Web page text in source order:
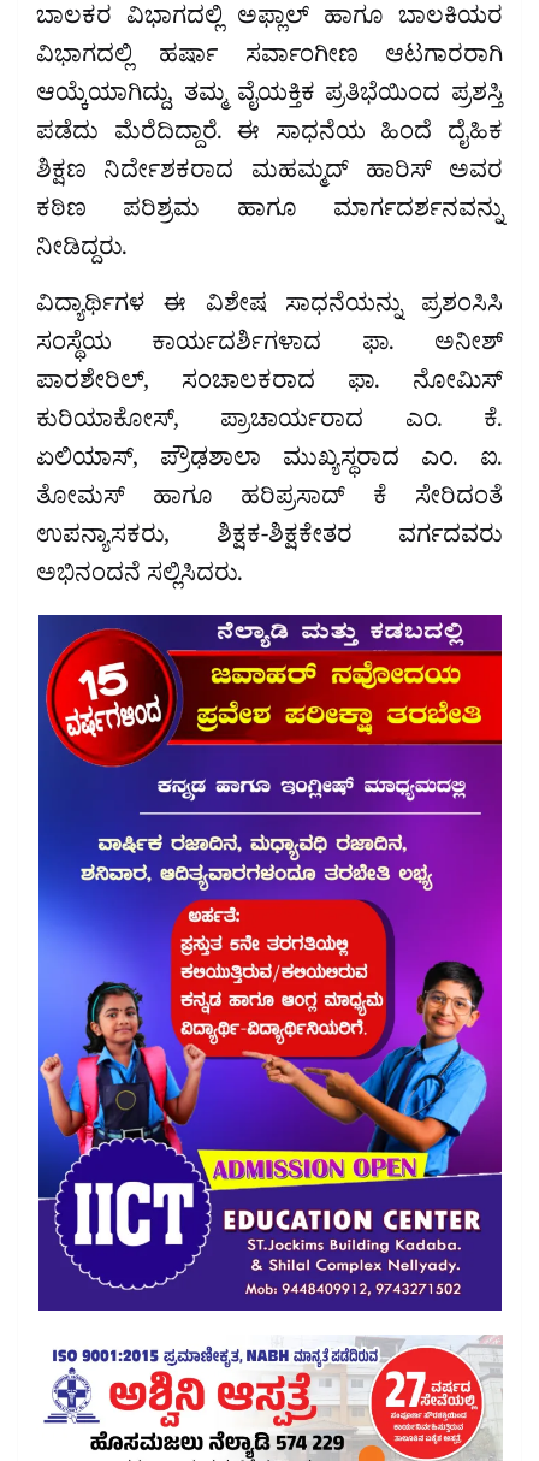
ಬಾಲಕರ ವಿಭಾಗದಲ್ಲಿ ಅಫ್ಲಾಲ್ ಹಾಗೂ ಬಾಲಕಿಯರ
ವಿಭಾಗದಲ್ಲಿ ಹರ್ಷಾ ಸರ್ವಾಂಗೀಣ ಆಟಗಾರರಾಗಿ
ಆಯ್ಕೆಯಾಗಿದ್ದು, ತಮ್ಮ ವೈಯಕ್ತಿಕ ಪ್ರತಿಭೆಯಿಂದ ಪ್ರಶಸ್ತಿ
ಪಡೆದು ಮೆರೆದಿದ್ದಾರೆ. ಈ ಸಾಧನೆಯ ಹಿಂದೆ ದೈಹಿಕ
ಶಿಕ್ಷಣ ನಿರ್ದೇಶಕರಾದ ಮಹಮ್ಮದ್ ಹಾರಿಸ್ ಅವರ
ಕಠಿಣ ಪರಿಶ್ರಮ ಹಾಗೂ ಮಾರ್ಗದರ್ಶನವನ್ನು
ನೀಡಿದ್ದರು.
ವಿದ್ಯಾರ್ಥಿಗಳ ಈ ವಿಶೇಷ ಸಾಧನೆಯನ್ನು ಪ್ರಶಂಸಿಸಿ
ಸಂಸ್ಥೆಯ ಕಾರ್ಯದರ್ಶಿಗಳಾದ ಫಾ. ಅನೀಶ್
ಪಾರಶೇರಿಲ್, ಸಂಚಾಲಕರಾದ ಫಾ. ನೋಮಿಸ್
ಕುರಿಯಾಕೋಸ್, ಪ್ರಾಚಾರ್ಯರಾದ ಎಂ. ಕೆ.
ಏಲಿಯಾಸ್, ಪ್ರೌಢಶಾಲಾ ಮುಖ್ಯಸ್ಥರಾದ ಎಂ. ಐ.
ತೋಮಸ್ ಹಾಗೂ ಹರಿಪ್ರಸಾದ್ ಕೆ ಸೇರಿದಂತೆ
ಉಪನ್ಯಾಸಕರು, ಶಿಕ್ಷಕ-ಶಿಕ್ಷಕೇತರ ವರ್ಗದವರು
ಅಭಿನಂದನೆ ಸಲ್ಲಿಸಿದರು.